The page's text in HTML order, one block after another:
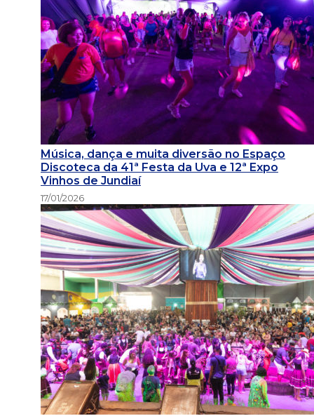
Música, dança e muita diversão no Espaço
Discoteca da 41ª Festa da Uva e 12ª Expo
Vinhos de Jundiaí
17/01/2026